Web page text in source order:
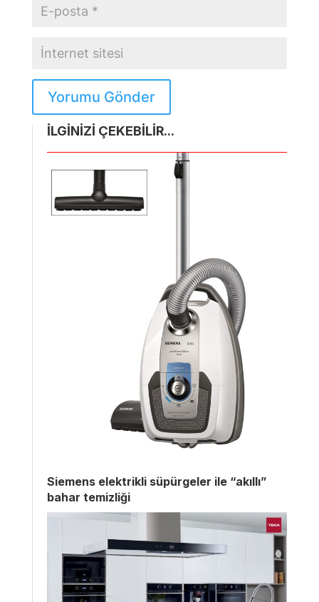
Yorumu Gönder
İLGİNİZİ ÇEKEBİLİR...
Siemens elektrikli süpürgeler ile “akıllı”
bahar temizliği